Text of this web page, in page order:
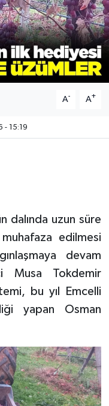
A- A+
- 15:19
dalında uzun süre
edilmesi
devam
Musa Tokdemir
bu yıl Emcelli
yapan Osman